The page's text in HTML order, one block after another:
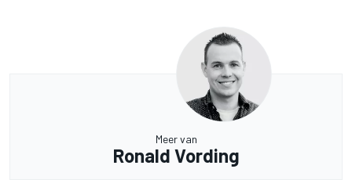
Meer van
Ronald Vording